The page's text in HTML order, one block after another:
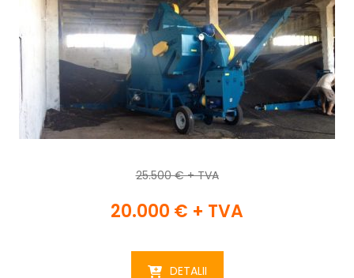
25.500 € + TVA
20.000 € + TVA
DETALII